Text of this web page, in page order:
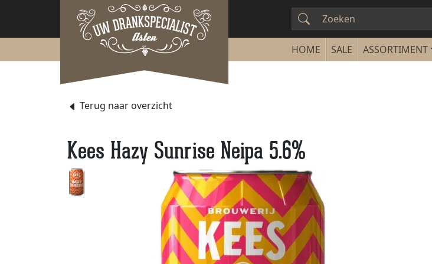
SALE ASSORTIMENT
Terug naar overzicht
Kees Hazy Sunrise Neipa 5.6%